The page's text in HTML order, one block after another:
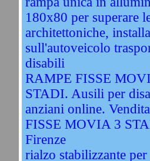
180x80 per superare
architettoniche,
sull'autoveicolo
disabili
RAMPE FISSE
STADI. Ausili per
anziani online.
FISSE MOVIA 3
Firenze
rialzo stabilizzante